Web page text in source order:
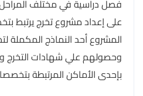
فصل دراسية في مختلف
على إعداد مشروع تخرج يرتبط
المشروع أحد النماذج المكملة
وحصولهم علي شهادات التخرج
بإحدى الأماكن المرتبطة